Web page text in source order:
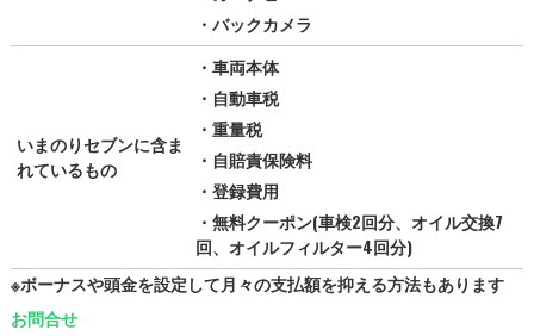
・バックカメラ
いまのりセブンに含ま
れているもの
・車両本体
・自動車税
・重量税
・自賠責保険料
・登録費用
・無料クーポン(車検2回分、オイル交換7
回、オイルフィルター4回分)
※ボーナスや頭金を設定して月々の支払額を抑える方法もあります
お問合せ